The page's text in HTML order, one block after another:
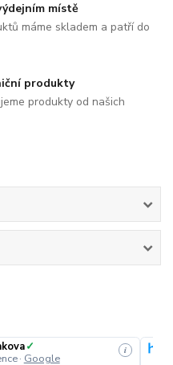
místě
máme skladem a patří do
produkty
produkty od našich
✓
· Google
i